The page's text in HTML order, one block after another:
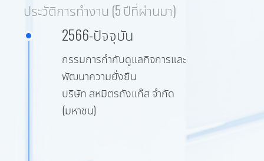
ประวัติการทำงาน (5 ปีที่ผ่านมา)
2566-ปัจจุบัน
กรรมการกำกับดูแลกิจการและ
พัฒนาความยั่งยืน
บริษัท สหมิตรถังแก๊ส จำกัด
(มหาชน)